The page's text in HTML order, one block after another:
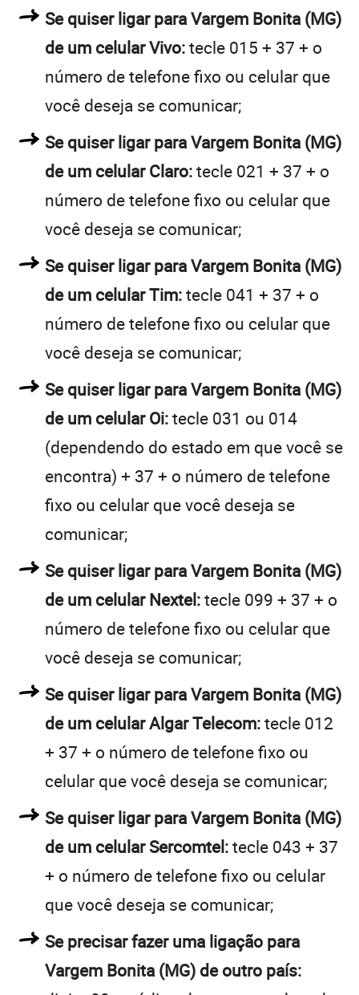
Se quiser ligar para Vargem Bonita (MG)
de um celular Vivo:tecle 015 + 37 + o
número de telefone fixo ou celular que
você deseja se comunicar;
Se quiser ligar para Vargem Bonita (MG)
de um celular Claro:tecle 021 + 37 + o
número de telefone fixo ou celular que
você deseja se comunicar;
Se quiser ligar para Vargem Bonita (MG)
de um celular Tim:tecle 041 + 37 + o
número de telefone fixo ou celular que
você deseja se comunicar;
Se quiser ligar para Vargem Bonita (MG)
de um celular Oi:tecle 031 ou 014
(dependendo do estado em que você se
encontra) + 37 + o número de telefone
fixo ou celular que você deseja se
comunicar;
Se quiser ligar para Vargem Bonita (MG)
de um celular Nextel:tecle 099 + 37 + o
número de telefone fixo ou celular que
você deseja se comunicar;
Se quiser ligar para Vargem Bonita (MG)
de um celular Algar Telecom:tecle 012
+ 37 + o número de telefone fixo ou
celular que você deseja se comunicar;
Se quiser ligar para Vargem Bonita (MG)
de um celular Sercomtel:tecle 043 + 37
+ o número de telefone fixo ou celular
que você deseja se comunicar;
Se precisar fazer uma ligação para
Vargem Bonita (MG) de outro país: